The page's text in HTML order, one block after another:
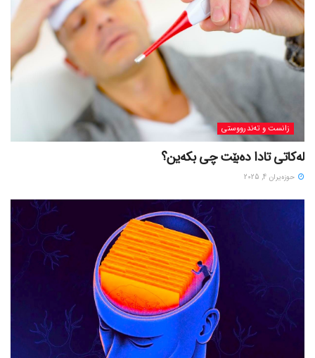
زانست و تەندرووستی
لەکاتی تادا دەبێت چی بکەین؟
حوزه‌یران 4, 2025